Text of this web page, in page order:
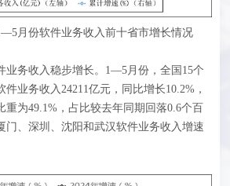
月份软件业务收入前十省市增长情况
务收入稳步增长。1—5月份，全国15个
业务收入24211亿元，同比增长10.2%，
重为49.1%，占比较去年同期回落0.6个百
门、深圳、沈阳和武汉软件业务收入增速